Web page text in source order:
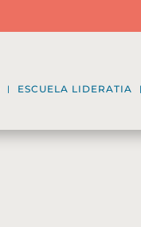
ESCUELA LIDERATIA